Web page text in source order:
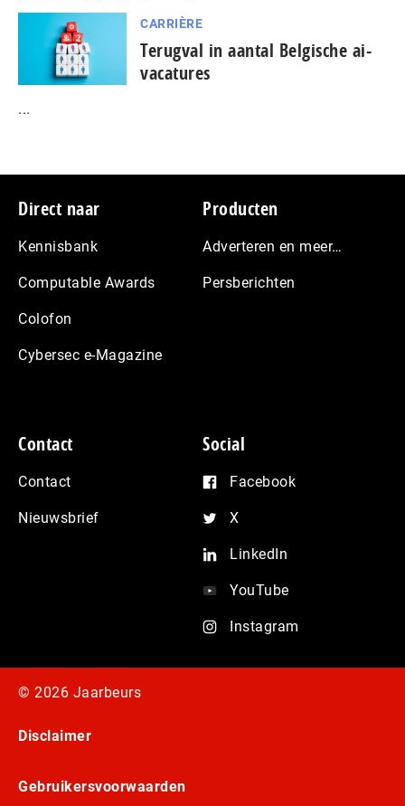
CARRIÈRE
Terugval in aantal Belgische ai-
vacatures
...
Footer
Direct naar
Kennisbank
Computable Awards
Colofon
Cybersec e-Magazine
Producten
Adverteren en meer…
Persberichten
Contact
Contact
Nieuwsbrief
Social
Facebook
X
LinkedIn
YouTube
Instagram
© 2026 Jaarbeurs
Disclaimer
Gebruikersvoorwaarden